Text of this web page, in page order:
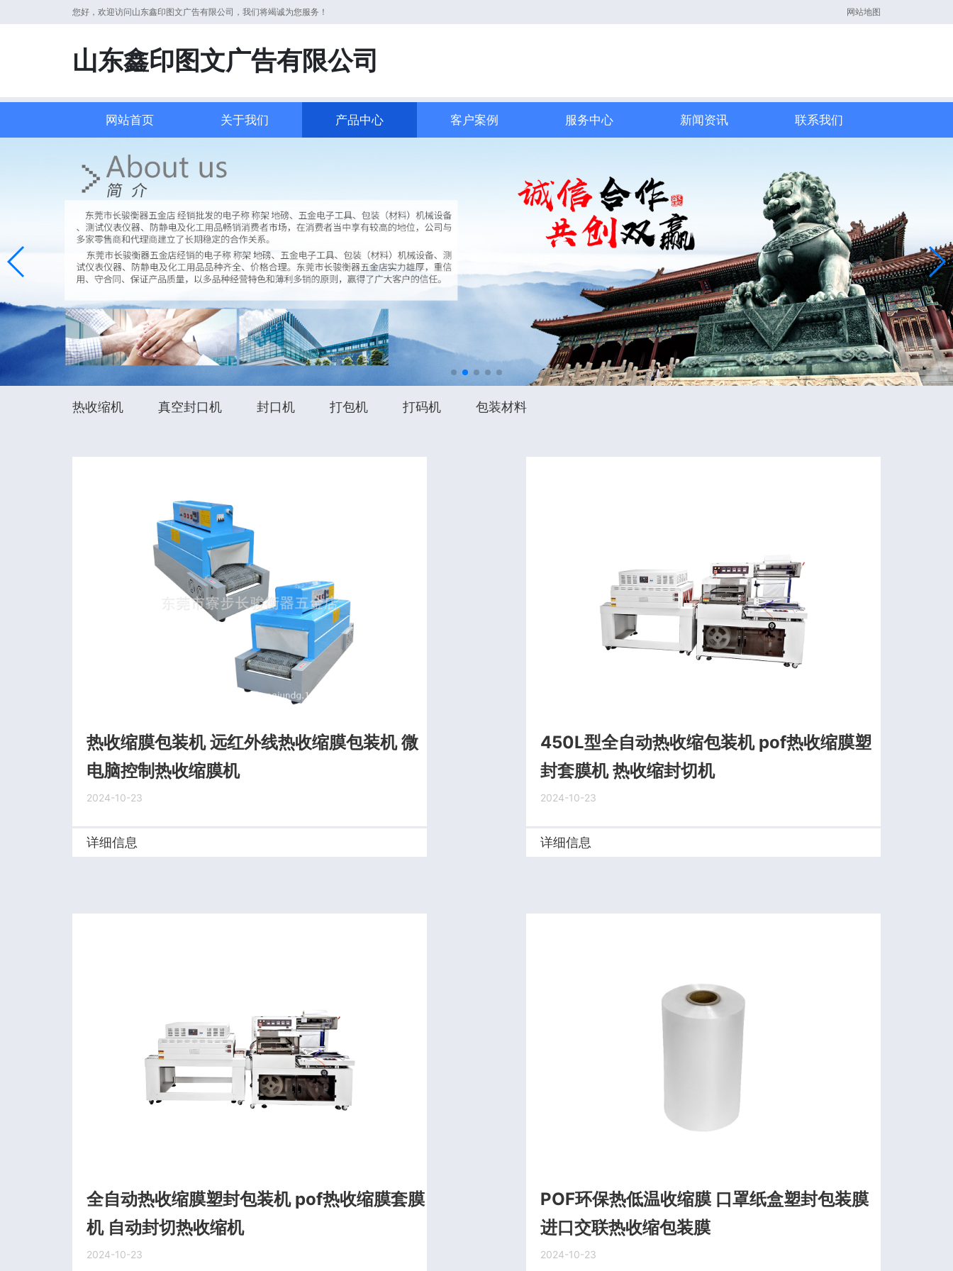
您好，欢迎访问山东鑫印图文广告有限公司，我们将竭诚为您服务！ 网站地图
山东鑫印图文广告有限公司
网站首页 关于我们 产品中心 客户案例 服务中心 新闻资讯 联系我们
热收缩机 真空封口机 封口机 打包机 打码机 包装材料
热收缩膜包装机 远红外线热收缩膜包装机 微
电脑控制热收缩膜机
2024-10-23
详细信息
450L型全自动热收缩包装机 pof热收缩膜塑
封套膜机 热收缩封切机
2024-10-23
详细信息
全自动热收缩膜塑封包装机 pof热收缩膜套膜
机 自动封切热收缩机
2024-10-23
POF环保热低温收缩膜 口罩纸盒塑封包装膜
进口交联热收缩包装膜
2024-10-23